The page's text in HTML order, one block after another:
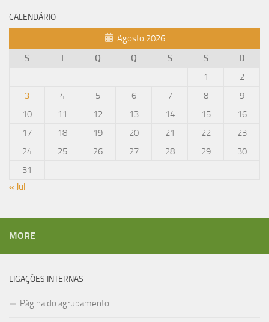
CALENDÁRIO
Agosto 2026
S
T Q Q S S
D
1
2
3
4 5 6 7 8
9
10
11 12 13 14 15
16
17
18 19 20 21 22
23
24
25 26 27 28 29
30
31
« Jul
MORE
LIGAÇÕES INTERNAS
Página do agrupamento